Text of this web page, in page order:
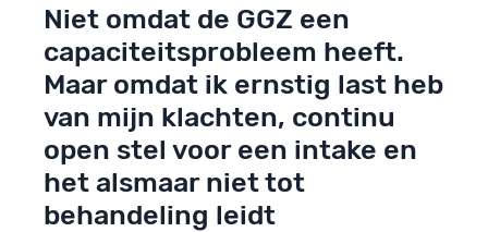
Niet omdat de GGZ een
capaciteitsprobleem heeft.
Maar omdat ik ernstig last heb
van mijn klachten, continu
open stel voor een intake en
het alsmaar niet tot
behandeling leidt